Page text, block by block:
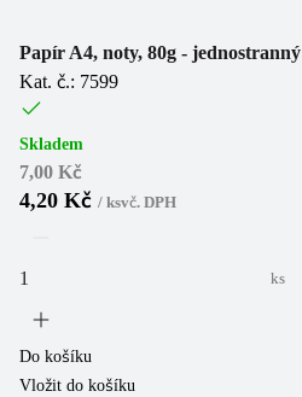
Papír A4, noty, 80g - jednostranný
Kat. č.: 7599
Skladem
7,00 Kč
4,20 Kč / ksvč. DPH
ks
Do košíku
Vložit do košíku